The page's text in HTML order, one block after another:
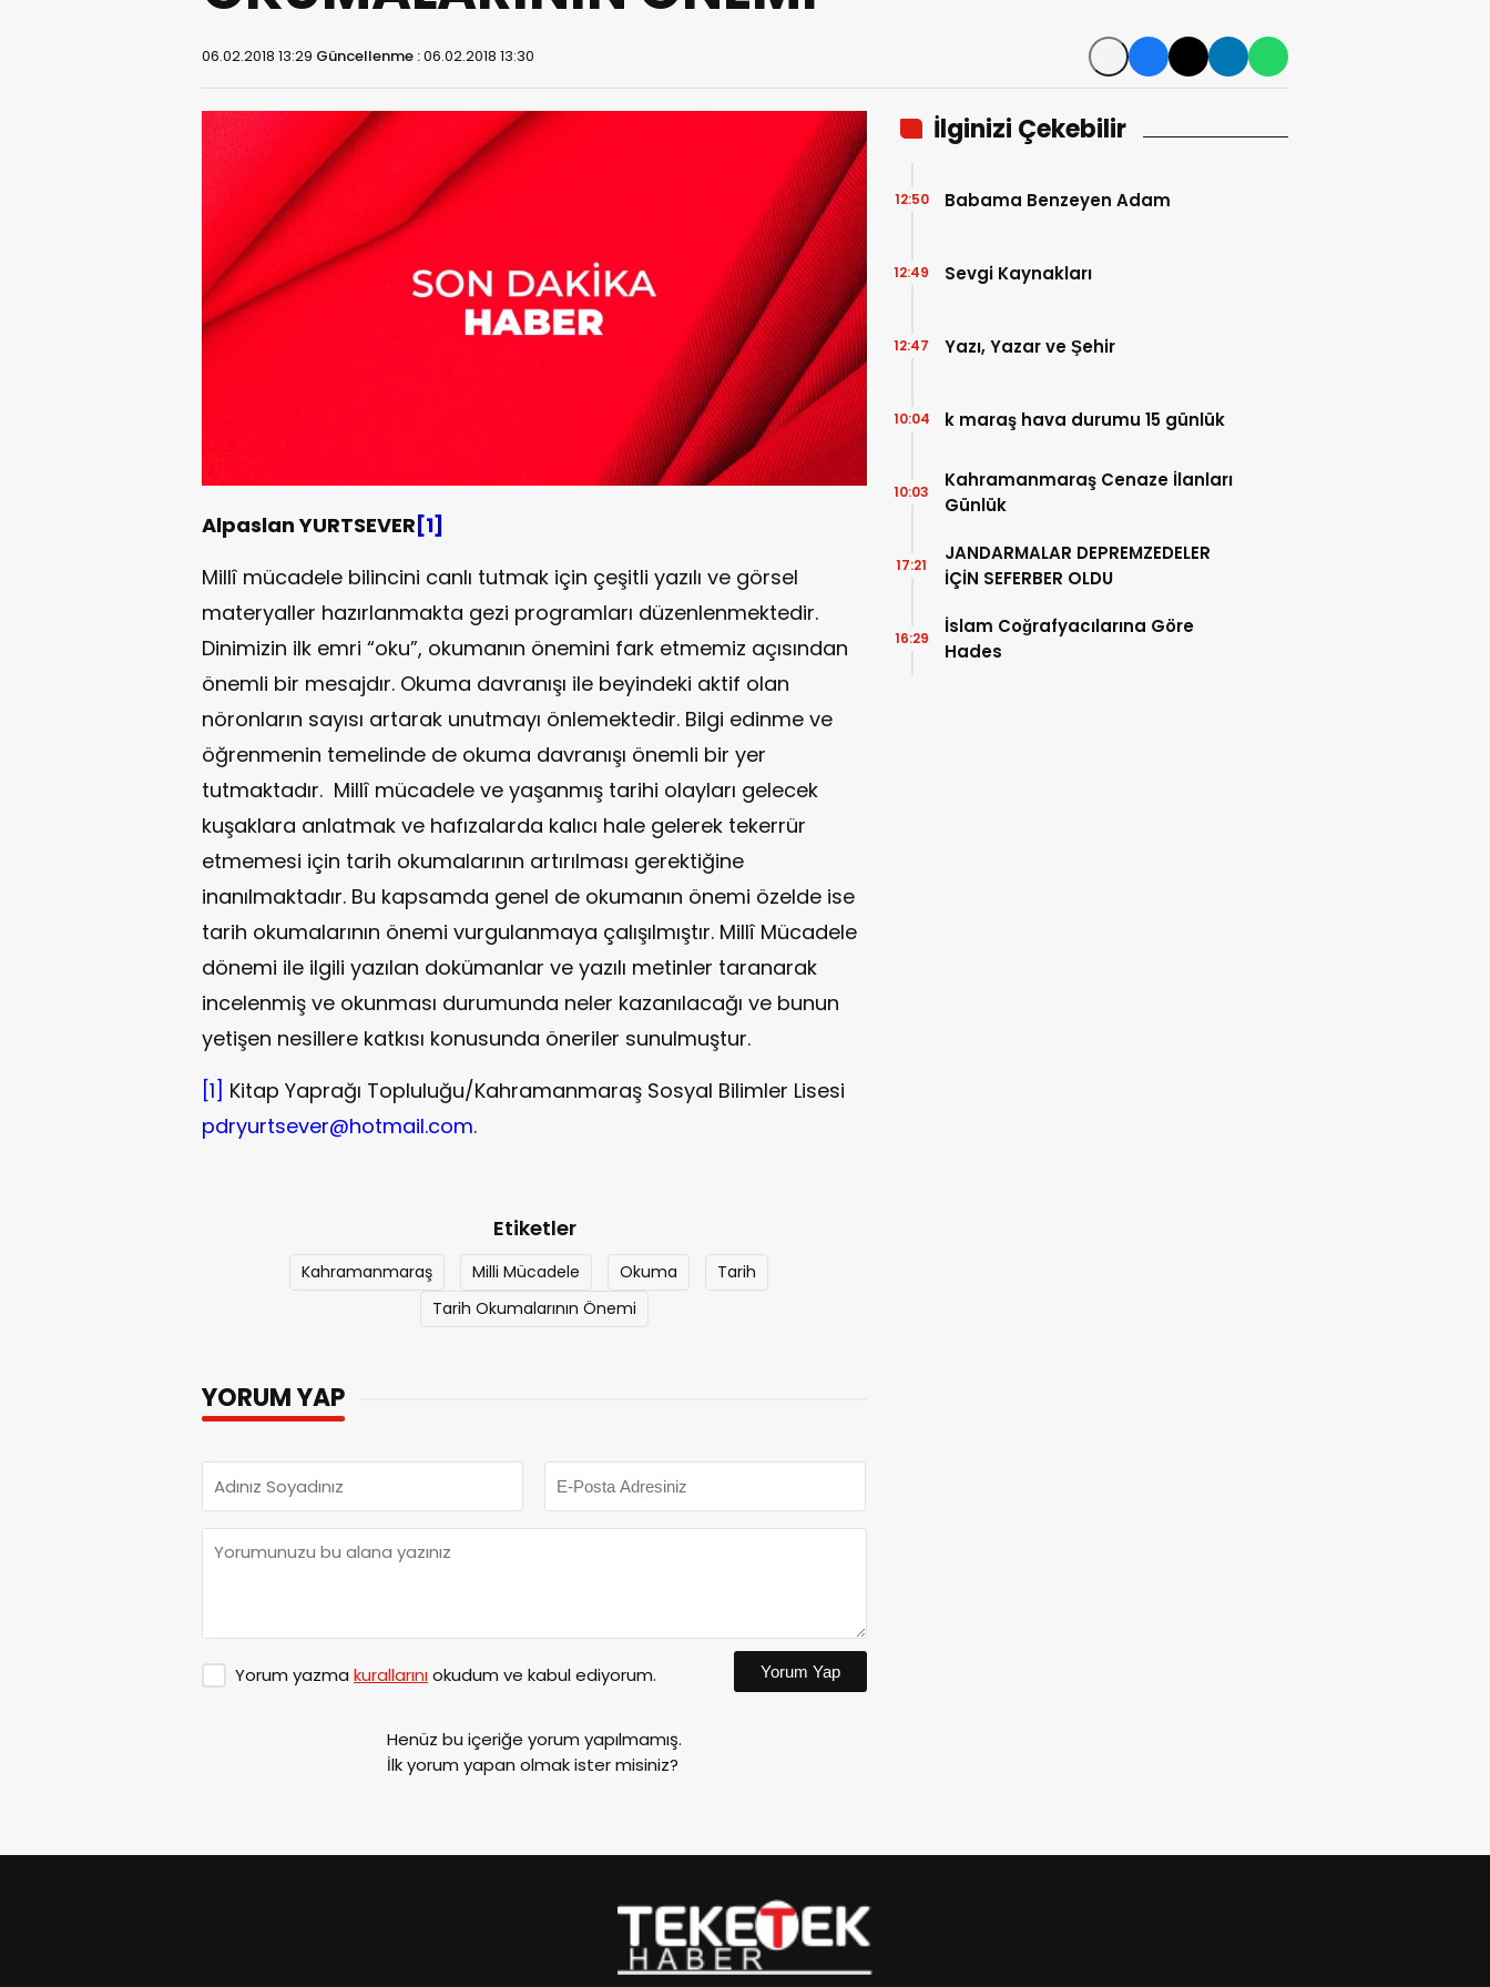
06.02.2018 13:29 Güncellenme :06.02.2018 13:30
Alpaslan YURTSEVER [1]
Millî mücadele bilincini canlı tutmak için çeşitli yazılı ve görsel
materyaller hazırlanmakta gezi programları düzenlenmektedir.
Dinimizin ilk emri “oku”, okumanın önemini fark etmemiz açısından
önemli bir mesajdır. Okuma davranışı ile beyindeki aktif olan
nöronların sayısı artarak unutmayı önlemektedir. Bilgi edinme ve
öğrenmenin temelinde de okuma davranışı önemli bir yer
tutmaktadır. Millî mücadele ve yaşanmış tarihi olayları gelecek
kuşaklara anlatmak ve hafızalarda kalıcı hale gelerek tekerrür
etmemesi için tarih okumalarının artırılması gerektiğine
inanılmaktadır. Bu kapsamda genel de okumanın önemi özelde ise
tarih okumalarının önemi vurgulanmaya çalışılmıştır. Millî Mücadele
dönemi ile ilgili yazılan dokümanlar ve yazılı metinler taranarak
incelenmiş ve okunması durumunda neler kazanılacağı ve bunun
yetişen nesillere katkısı konusunda öneriler sunulmuştur.
[1] Kitap Yaprağı Topluluğu/Kahramanmaraş Sosyal Bilimler Lisesi
pdryurtsever@hotmail.com.
Etiketler
Kahramanmaraş Milli Mücadele Okuma
Tarih
Tarih Okumalarının Önemi
YORUM YAP
Yorum yazma kurallarınıokudum ve kabul ediyorum. Yorum Yap
Henüz bu içeriğe yorum yapılmamış.
İlk yorum yapan olmak ister misiniz?
İlginizi Çekebilir
Babama Benzeyen Adam
12:50
Sevgi Kaynakları
12:49
Yazı, Yazar ve Şehir
12:47
k maraş hava durumu 15 günlük
10:04
Kahramanmaraş Cenaze İlanları
Günlük
10:03
JANDARMALAR DEPREMZEDELER
İÇİN SEFERBER OLDU
17:21
İslam Coğrafyacılarına Göre
Hades
16:29